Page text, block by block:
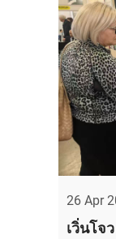
26 Apr
เวิ่นโจ